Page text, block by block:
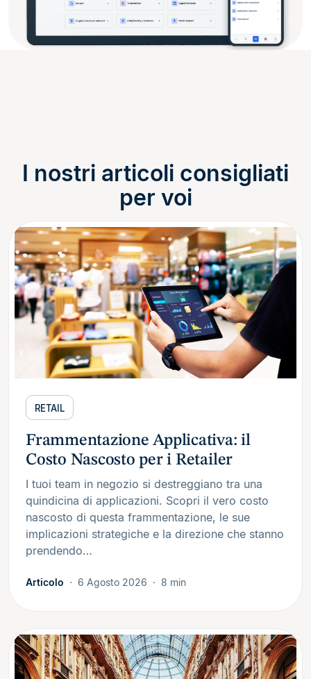
I nostri articoli consigliati
per voi
RETAIL
Frammentazione Applicativa: il
Costo Nascosto per i Retailer
I tuoi team in negozio si destreggiano tra una
quindicina di applicazioni. Scopri il vero costo
nascosto di questa frammentazione, le sue
implicazioni strategiche e la direzione che stanno
prendendo…
Articolo 6 Agosto 2026 8 min